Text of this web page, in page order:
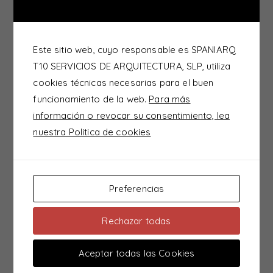
Arquitectos:
Francisco Buenaventura Santisteban Serrano
José Luis Pérez Halcón
Formando parte del Plan de Mejoras de la
Accesibilidad del Parque de Atracciones Isla Mágica
Juventud‘ o zona infantil con ‘Sevilla Puerto de Indias‘
la zona de restauración y atracciones refrescantes.
Este sitio web, cuyo responsable es SPANIARQ
T10 SERVICIOS DE ARQUITECTURA, SLP, utiliza
cookies técnicas necesarias para el buen
funcionamiento de la web. Para más
información o revocar su consentimiento, lea
nuestra Politica de cookies
Preferencias
Rechazar todas
Aceptar todas las Cookies